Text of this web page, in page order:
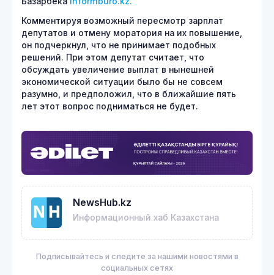
Комментируя возможный пересмотр зарплат
депутатов и отмену моратория на их повышение,
он подчеркнул, что не принимает подобных
решений. При этом депутат считает, что
обсуждать увеличение выплат в нынешней
экономической ситуации было бы не совсем
разумно, и предположил, что в ближайшие пять
лет этот вопрос подниматься не будет.
NewsHub.kz
Информационный хаб Казахстана
Подписывайтесь и следите за нашими новостями в
социальных сетях